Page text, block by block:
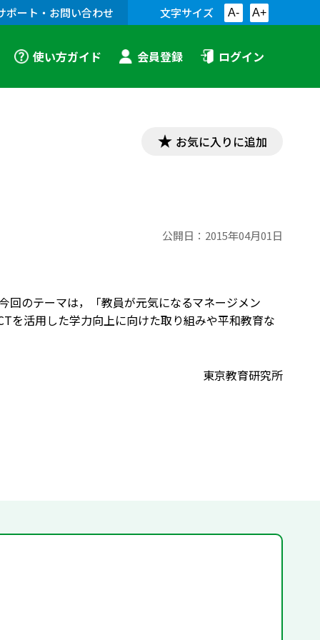
ポート・お問い合わせ 文字サイズ A- A+
使い方ガイド 会員登録 ログイン
お気に入りに追加
公開日： 2015年04月01日
回のテーマは，「教員が元気になるマネージメン
を活用した学力向上に向けた取り組みや平和教育な
東京教育研究所